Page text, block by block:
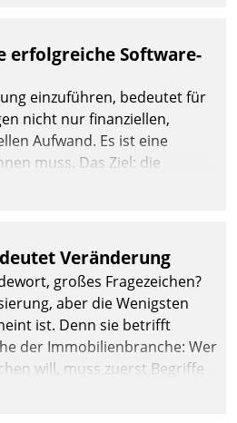
erfolgreiche Software-
einzuführen, bedeutet für
nicht nur finanziellen,
Aufwand. Es ist eine
muss. Das Ziel: die
der Geschäftsabläufe. Damit
sollten einige Grundregeln
Veränderung
großes Fragezeichen?
aber die Wenigsten
ist. Denn sie betrifft
der Immobilienbranche: Wer
will, muss zuerst Begriffe
betriebliche Optimierung: